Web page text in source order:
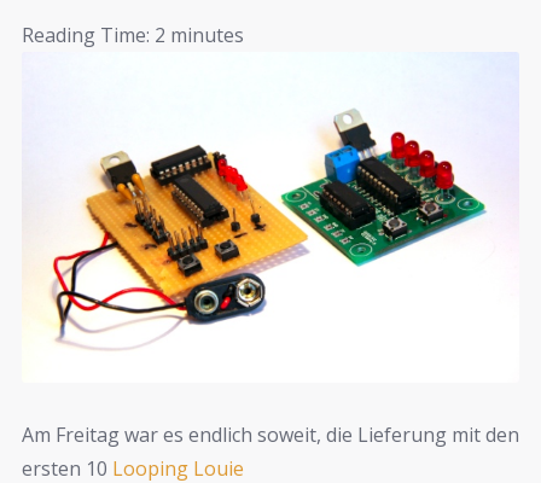
Reading Time: 2 minutes
Am Freitag war es endlich soweit, die Lieferung mit den
ersten 10 Looping Louie